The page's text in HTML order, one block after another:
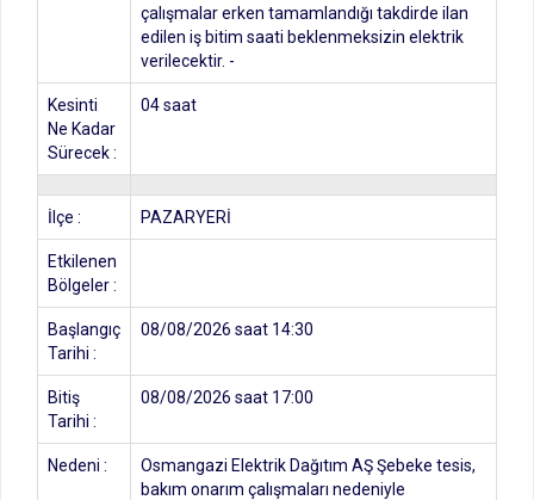
çalışmalar erken tamamlandığı takdirde ilan
edilen iş bitim saati beklenmeksizin elektrik
verilecektir. -
Kesinti
Ne Kadar
Sürecek :
04 saat
İlçe : PAZARYERİ
Etkilenen
Bölgeler :
Başlangıç
Tarihi :
08/08/2026 saat 14:30
Bitiş
Tarihi :
08/08/2026 saat 17:00
Nedeni :
Osmangazi Elektrik Dağıtım AŞ Şebeke tesis,
bakım onarım çalışmaları nedeniyle